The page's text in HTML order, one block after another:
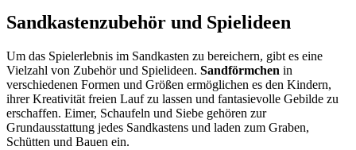
Sandkastenzubehör und Spielideen
Um das Spielerlebnis im Sandkasten zu bereichern, gibt es eine
Vielzahl von Zubehör und Spielideen. Sandförmchen in
verschiedenen Formen und Größen ermöglichen es den Kindern,
ihrer Kreativität freien Lauf zu lassen und fantasievolle Gebilde zu
erschaffen. Eimer, Schaufeln und Siebe gehören zur
Grundausstattung jedes Sandkastens und laden zum Graben,
Schütten und Bauen ein.